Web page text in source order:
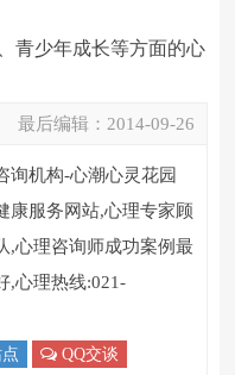
、青少年成长等方面的心
最后编辑： 2014-09-26
询机构-心潮心灵花园
康服务网站,心理专家顾
,心理咨询师成功案例最
,心理热线:021-
QQ交谈